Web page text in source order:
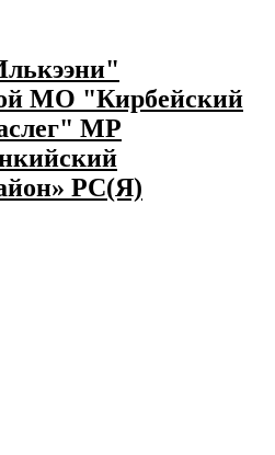
МО "Кирбейский
МР
РС(Я)